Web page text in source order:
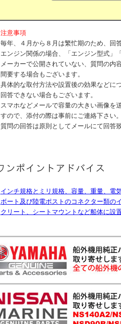
注意事項
毎年、４月から８月は繁忙期のため、回
エンジン関係の場合、「エンジン型式」
メーカーで公開されていない、質問の内
間要する場合もございます。
具体的な取付方法や設置後の効果などに
回答できない場合もございます。
スマホなどメールで容量の大きい画像を
すので、添付の際は事前にご連絡下さい
質問の回答は原則としてメールにて回答
インチ規格とミリ規格、容量、重量、電
ボート及び陸電ポストのコネクター類の
クリート、シートマウントなど船体に設